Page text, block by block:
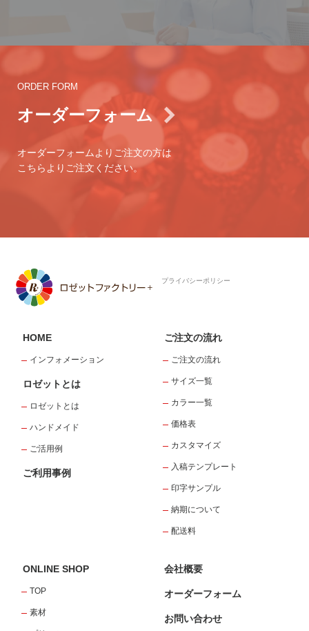
ORDER FORM
オーダーフォーム
オーダーフォームよりご注文の方は
こちらよりご注文ください。
プライバシーポリシー
HOME
インフォメーション
ロゼットとは
ロゼットとは
ハンドメイド
ご活用例
ご利用事例
ご注文の流れ
ご注文の流れ
サイズ一覧
カラー一覧
価格表
カスタマイズ
入稿テンプレート
印字サンプル
納期について
配送料
ONLINE SHOP
TOP
素材
会社概要
オーダーフォーム
お問い合わせ